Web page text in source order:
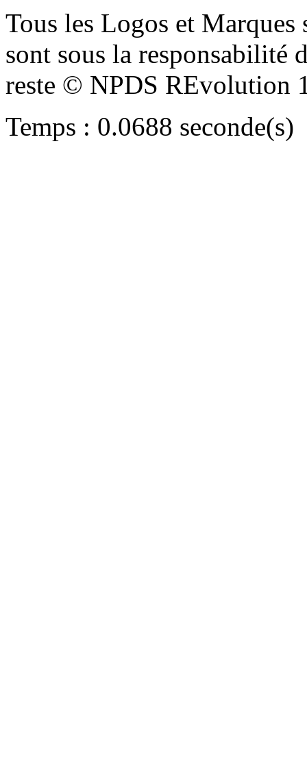
Tous les Logos et Marques
sont sous la responsabilité
reste © NPDS REvolution
Temps : 0.0688 seconde(s)